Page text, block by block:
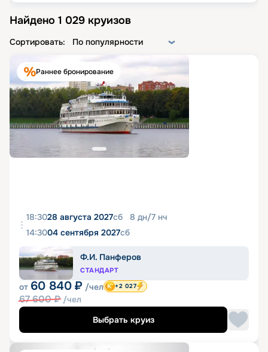
Найдено 1 029 круизов
Сортировать: По популярности
Раннее бронирование
18:3028 августа 2027сб 8 дн/7 нч
14:3004 сентября 2027сб
Ф.И. Панферов
СТАНДАРТ
от 60 840 ₽ /чел
67 600₽ /чел
+2 027
Выбрать круиз